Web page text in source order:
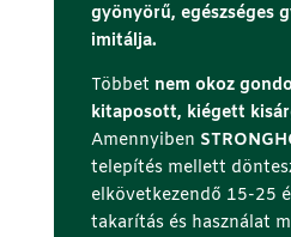
gyönyörű, egészséges
imitálja.
Többet nem okoz
kitaposott, kiégett
Amennyiben
telepítés mellett
elkövetkezendő 15-25
takarítás és használat